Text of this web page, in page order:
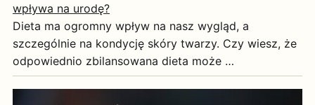
wpływa na urodę?
Dieta ma ogromny wpływ na nasz wygląd, a
szczególnie na kondycję skóry twarzy. Czy wiesz, że
odpowiednio zbilansowana dieta może …